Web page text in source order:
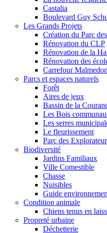
Castalia
Boulevard Guy
Les Grands Projets
Création du Parc
Rénovation du CLP
Rénovation de la
Rénovation des
Carrefour
Parcs et espaces naturels
Forêt
Aires de jeux
Bassin de la
Les Bois
Les serres
Le fleurissement
Parc des
Biodiversité
Jardins Familiaux
Ville Comestible
Chasse
Nuisibles
Guide
Condition animale
Chiens tenus en
Propreté urbaine
Déchetterie